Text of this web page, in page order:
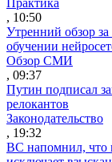
, 10:50
Утренний обзор
обучении
Обзор СМИ
, 09:37
Путин подписал
релокантов
Законодательство
, 19:32
ВС напомнил, что